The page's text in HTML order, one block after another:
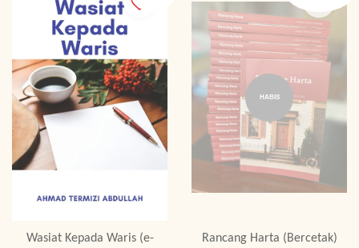
Wasiat Kepada Waris (e-
HABIS
Rancang Harta (Bercetak)